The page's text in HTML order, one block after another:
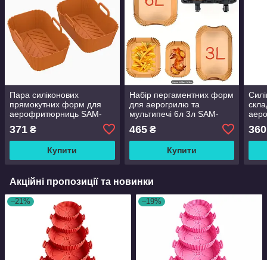
Пара силіконових
прямокутних форм для
аерофритюрниць SAM-
371 ₴
Купити
Набір пергаментних форм
для аерогрилю та
мультипечі 6л 3л SAM-
8924 по 50 шт 11.5 х 4.5
см - 20.5 х 4.5 см
465₴
Купити
360
Акційні пропозиції та новинки
–21% –19%